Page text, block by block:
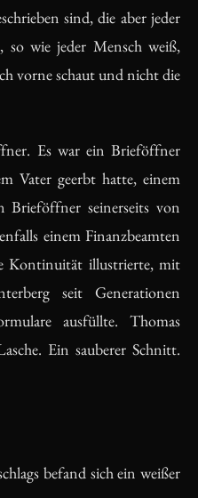
sind, die aber jeder
so wie jeder Mensch weiß,
vorne schaut und nicht die
Es war ein Brieföffner
Vater geerbt hatte, einem
Brieföffner seinerseits von
einem Finanzbeamten
Kontinuität illustrierte, mit
seit Generationen
ausfüllte. Thomas
Ein sauberer Schnitt.
befand sich ein weißer